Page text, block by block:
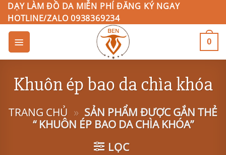
Bỏ
qua
nội
dung
DẠY LÀM ĐỒ DA MIỄN PHÍ ĐĂNG KÝ NGAY
HOTLINE/ZALO 0938369234
0
Khuôn ép bao da chìa khóa
TRANG CHỦ » SẢN PHẨM ĐƯỢC GẮN THẺ
“ KHUÔN ÉP BAO DA CHÌA KHÓA”
LỌC